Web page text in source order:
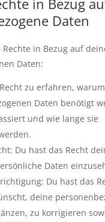
in Bezug
Daten
in Bezug auf
Daten:
zu erfahren,
Daten benötigt
und wie lange sie
Du hast das Recht
Daten
Du hast das
deine
zu korrigieren